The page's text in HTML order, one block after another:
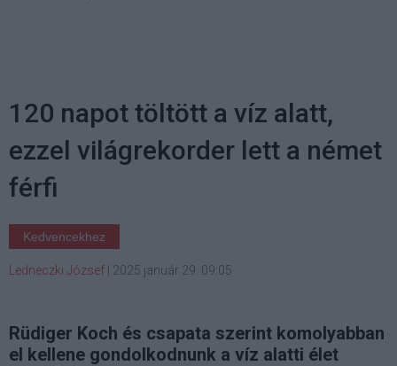
120 napot töltött a víz alatt,
ezzel világrekorder lett a német
férfi
Kedvencekhez
Ledneczki József 2025 január 29. 09:05
Rüdiger Koch és csapata szerint komolyabban
el kellene gondolkodnunk a víz alatti élet